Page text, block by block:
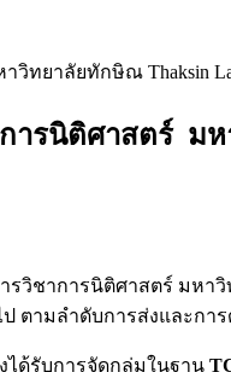
ยาลัยทักษิณ Thaksin
รนิติศาสตร์ ม
รวิชาการนิติศาสตร์ ม
ตามลำดับการส่งและกา
ได้รับการจัดกลุ่มในฐาน